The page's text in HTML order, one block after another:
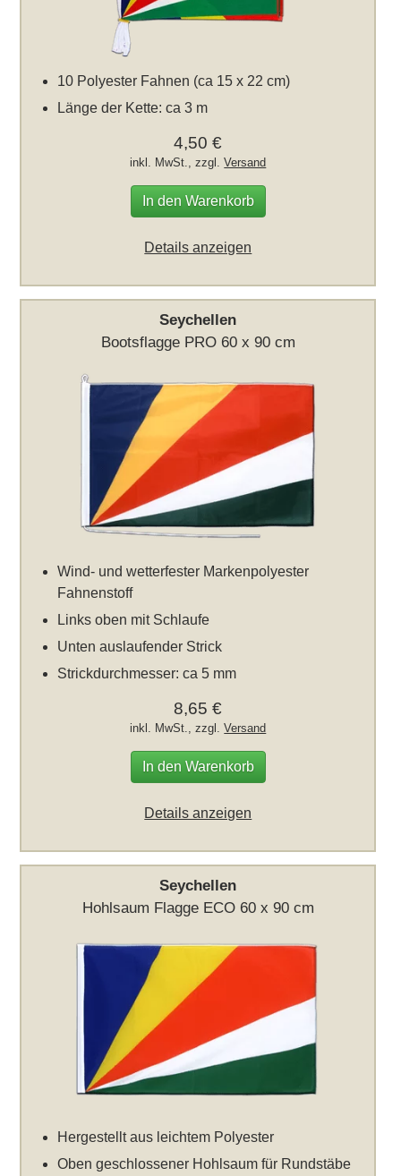
10 Polyester Fahnen (ca 15 x 22 cm)
Länge der Kette: ca 3 m
4,50 €
inkl. MwSt., zzgl.Versand
In den Warenkorb
Details anzeigen
Seychellen
Bootsflagge PRO 60 x 90 cm
Wind- und wetterfester Markenpolyester
Fahnenstoff
Links oben mit Schlaufe
Unten auslaufender Strick
Strickdurchmesser: ca 5 mm
8,65 €
inkl. MwSt., zzgl.Versand
In den Warenkorb
Details anzeigen
Seychellen
Hohlsaum Flagge ECO 60 x 90 cm
Hergestellt aus leichtem Polyester
Oben geschlossener Hohlsaum für Rundstäbe